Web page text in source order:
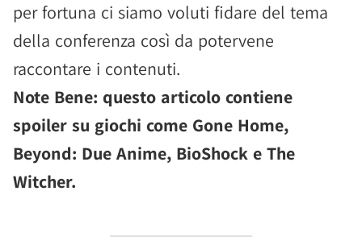
per fortuna ci siamo voluti fidare del tema
della conferenza così da potervene
raccontare i contenuti.
Note Bene: questo articolo contiene
spoiler su giochi come Gone Home,
Beyond: Due Anime, BioShock e The
Witcher.